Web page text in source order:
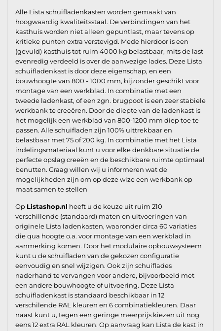
Alle Lista schuifladenkasten worden gemaakt van
hoogwaardig kwaliteitsstaal. De verbindingen van het
kasthuis worden niet alleen gepuntlast, maar tevens op
kritieke punten extra verstevigd. Mede hierdoor is een
(gevuld) kasthuis tot ruim 4000 kg belastbaar, mits de last
evenredig verdeeld is over de aanwezige lades. Deze Lista
schuifladenkast is door deze eigenschap, en een
bouwhoogte van 800 - 1000 mm, bijzonder geschikt voor
montage van een werkblad. In combinatie met een
tweede ladenkast, of een zgn. brugpoot is een zeer stabiele
werkbank te creeëren. Door de diepte van de ladenkast is
het mogelijk een werkblad van 800-1200 mm diep toe te
passen. Alle schuifladen zijn 100% uittrekbaar en
belastbaar met 75 of 200 kg. In combinatie met het Lista
indelingsmateriaal kunt u voor elke denkbare situatie de
perfecte opslag creeën en de beschikbare ruimte optimaal
benutten. Graag willen wij u informeren wat de
mogelijkheden zijn om op deze wize een werkbank op
maat samen te stellen
Op Listashop.nl heeft u de keuze uit ruim 210
verschillende (standaard) maten en uitvoeringen van
originele Lista ladenkasten, waaronder circa 60 variaties
die qua hoogte o.a. voor montage van een werkblad in
aanmerking komen. Door het modulaire opbouwsysteem
kunt u de schuifladen van de gekozen configuratie
eenvoudig en snel wijzigen. Ook zijn schuiflades
naderhand te vervangen voor andere, bijvoorbeeld met
een andere bouwhoogte of uitvoering. Deze Lista
schuifladenkast is standaard beschikbaar in 12
verschilende RAL kleuren en 6 combinatiekleuren. Daar
naast kunt u, tegen een geringe meerprijs kiezen uit nog
eens 12 extra RAL kleuren. Op aanvraag kan Lista de kast in